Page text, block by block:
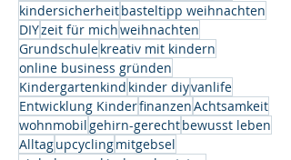
kindersicherheitbasteltipp weihnachten
DIYzeit für michweihnachten
Grundschulekreativ mit kindern
online business gründen
Kindergartenkind kinder diyvanlife
Entwicklung KinderfinanzenAchtsamkeit
wohnmobilgehirn-gerechtbewusst leben
Alltagupcyclingmitgebsel